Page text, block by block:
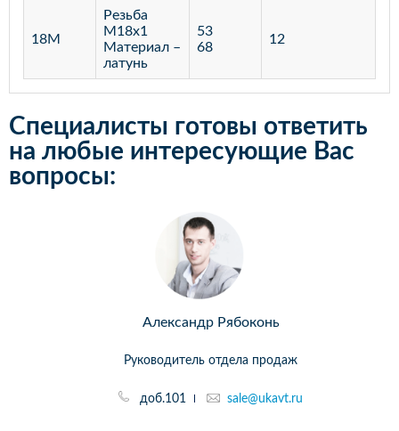
18М
Резьба
М18х1
Материал –
латунь
53
68
12
Специалисты готовы ответить
на любые интересующие Вас
вопросы:
Александр Рябоконь
Руководитель отдела продаж
доб.101 sale@ukavt.ru